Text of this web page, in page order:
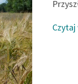
Czytaj